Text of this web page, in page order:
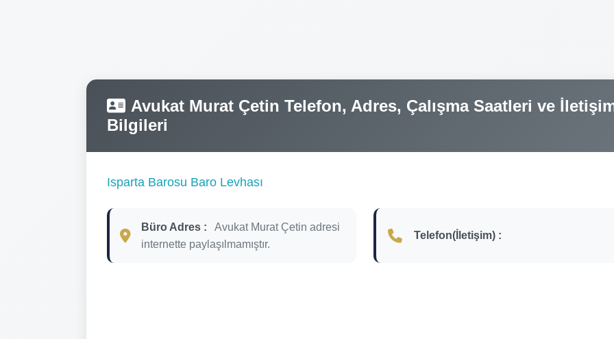
Avukat Murat Çetin Telefon, Adres, Çalışma Saatleri ve
Bilgileri
Isparta Barosu Baro Levhası
Büro Adres :
Avukat Murat Çetin adresi
internette paylaşılmamıştır.
Telefon(İletişim) :